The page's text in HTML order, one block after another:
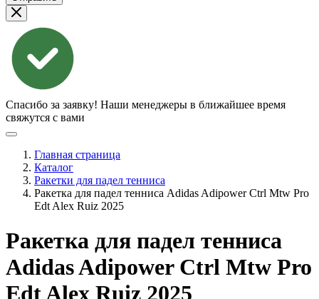
Спасибо за заявку! Наши менеджеры в ближайшее время
свяжутся с вами
Главная страница
Каталог
Ракетки для падел тенниса
Ракетка для падел тенниса Adidas Adipower Ctrl Mtw Pro
Edt Alex Ruiz 2025
Ракетка для падел тенниса
Adidas Adipower Ctrl Mtw Pro
Edt Alex Ruiz 2025